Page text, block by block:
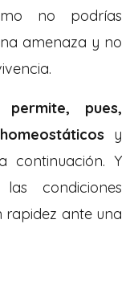
no podrías
amenaza y no
permite, pues,
y
continuación. Y
condiciones
rapidez ante una